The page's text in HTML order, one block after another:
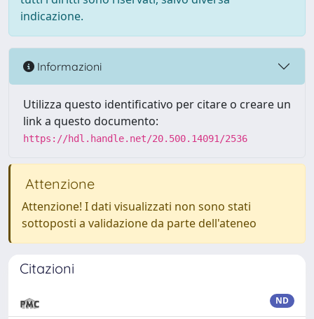
indicazione.
Informazioni
Utilizza questo identificativo per citare o creare un
link a questo documento:
https://hdl.handle.net/20.500.14091/2536
Attenzione
Attenzione! I dati visualizzati non sono stati
sottoposti a validazione da parte dell'ateneo
Citazioni
ND